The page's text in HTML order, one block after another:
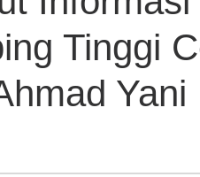
Center
Polres
Tebing
Tinggi
Cek
Lantas
Tinggi
Yani